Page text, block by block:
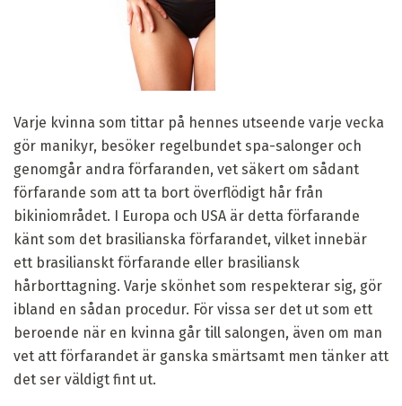
Varje kvinna som tittar på hennes utseende varje vecka
gör manikyr, besöker regelbundet spa-salonger och
genomgår andra förfaranden, vet säkert om sådant
förfarande som att ta bort överflödigt hår från
bikiniområdet. I Europa och USA är detta förfarande
känt som det brasilianska förfarandet, vilket innebär
ett brasilianskt förfarande eller brasiliansk
hårborttagning. Varje skönhet som respekterar sig, gör
ibland en sådan procedur. För vissa ser det ut som ett
beroende när en kvinna går till salongen, även om man
vet att förfarandet är ganska smärtsamt men tänker att
det ser väldigt fint ut.